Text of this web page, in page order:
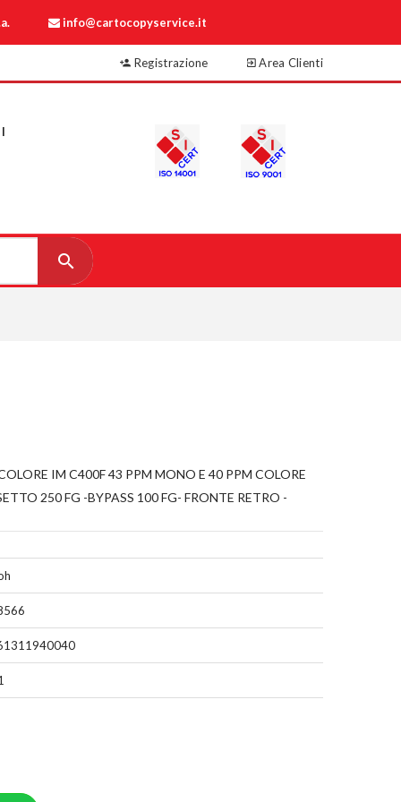
info@cartocopyservice.it
Registrazione Area Clienti
IM C400F 43 PPM MONO E 40 PPM COLORE
250 FG -BYPASS 100 FG- FRONTE RETRO -